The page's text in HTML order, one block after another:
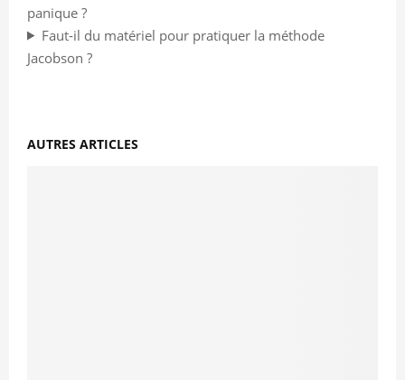
panique ?
Faut-il du matériel pour pratiquer la méthode
Jacobson ?
AUTRES ARTICLES